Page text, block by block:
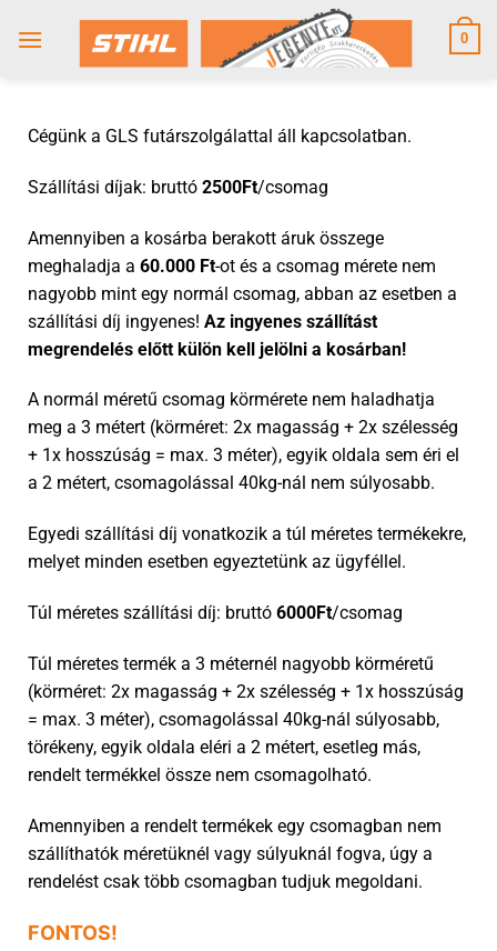
0
Cégünk a GLS futárszolgálattal áll kapcsolatban.
Szállítási díjak: bruttó 2500Ft/csomag
Amennyiben a kosárba berakott áruk összege
meghaladja a 60.000 Ft-ot és a csomag mérete nem
nagyobb mint egy normál csomag, abban az esetben a
szállítási díj ingyenes! Az ingyenes szállítást
megrendelés előtt külön kell jelölni a kosárban!
A normál méretű csomag körmérete nem haladhatja
meg a 3 métert (körméret: 2x magasság + 2x szélesség
+ 1x hosszúság = max. 3 méter), egyik oldala sem éri el
a 2 métert, csomagolással 40kg-nál nem súlyosabb.
Egyedi szállítási díj vonatkozik a túl méretes termékekre,
melyet minden esetben egyeztetünk az ügyféllel.
Túl méretes szállítási díj: bruttó 6000Ft/csomag
Túl méretes termék a 3 méternél nagyobb körméretű
(körméret: 2x magasság + 2x szélesség + 1x hosszúság
= max. 3 méter), csomagolással 40kg-nál súlyosabb,
törékeny, egyik oldala eléri a 2 métert, esetleg más,
rendelt termékkel össze nem csomagolható.
Amennyiben a rendelt termékek egy csomagban nem
szállíthatók méretüknél vagy súlyuknál fogva, úgy a
rendelést csak több csomagban tudjuk megoldani.
FONTOS!